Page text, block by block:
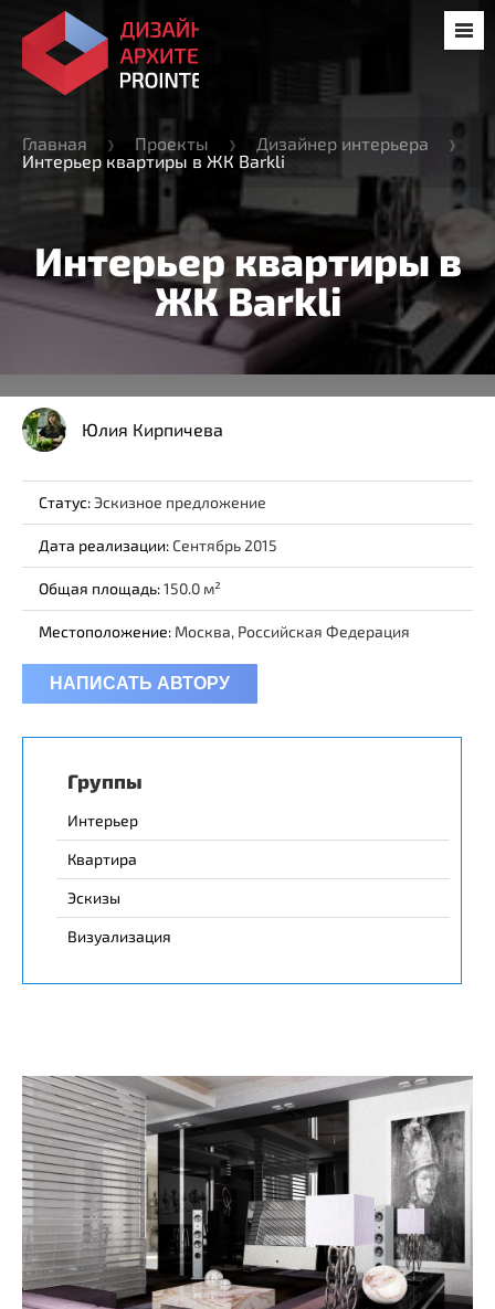
Главная Проекты
Дизайнер интерьера
Интерьер квартиры в ЖК Barkli
Интерьер квартиры в
ЖК Barkli
Юлия Кирпичева
Статус:Эскизное предложение
Дата реализации:Сентябрь 2015
Общая площадь:150.0
Местоположение: Москва, Российская Федерация
НАПИСАТЬ АВТОРУ
Группы
Интерьер
Квартира
Эскизы
Визуализация